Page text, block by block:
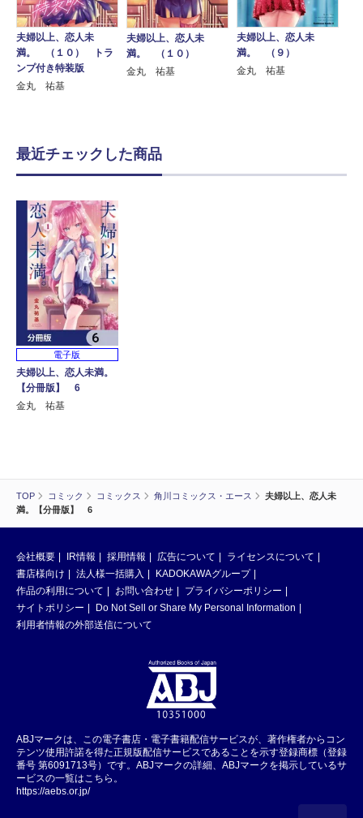
TOP コミック コミックス 角川コミックス・エース
夫婦以上、恋人未
満。【分冊版】 6
夫婦以上、恋人未
満。 （１０） トラ
ンプ付き特装版
金丸 祐基
夫婦以上、恋人未
満。 （１０）
金丸 祐基
夫婦以上、恋人未
満。 （９）
金丸 祐基
最近チェックした商品
電子版
夫婦以上、恋人未満。
【分冊版】 6
金丸 祐基
会社概要 IR情報 採用情報 広告について
ライセンスについて
書店様向け
法人様一括購入
KADOKAWAグループ
作品の利用について
お問い合わせ
プライバシーポリシー
サイトポリシー
Do Not Sell or Share My Personal Information
利用者情報の外部送信について
ABJマークは、この電子書店・電子書籍配信サービスが、著作権者からコン
テンツ使用許諾を得た正規版配信サービスであることを示す登録商標（登録
番号 第6091713号）です。ABJマークの詳細、ABJマークを掲示しているサ
ービスの一覧はこちら。
https://aebs.or.jp/